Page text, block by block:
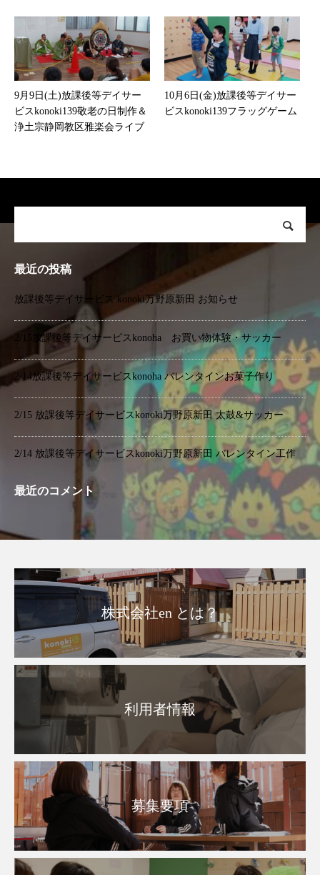
9月9日(土)放課後等デイサー
ビスkonoki139敬老の日制作＆
浄土宗静岡教区雅楽会ライブ
10月6日(金)放課後等デイサー
ビスkonoki139フラッグゲーム
最近の投稿
放課後等デイサービス konoki万野原新田 お知らせ
2/15放課後等デイサービスkonoha お買い物体験・サッカー
2/14放課後等デイサービスkonoha バレンタインお菓子作り
2/15 放課後等デイサービスkonoki万野原新田 太鼓&サッカー
2/14 放課後等デイサービスkonoki万野原新田 バレンタイン工作
最近のコメント
株式会社en とは？
利用者情報
募集要項